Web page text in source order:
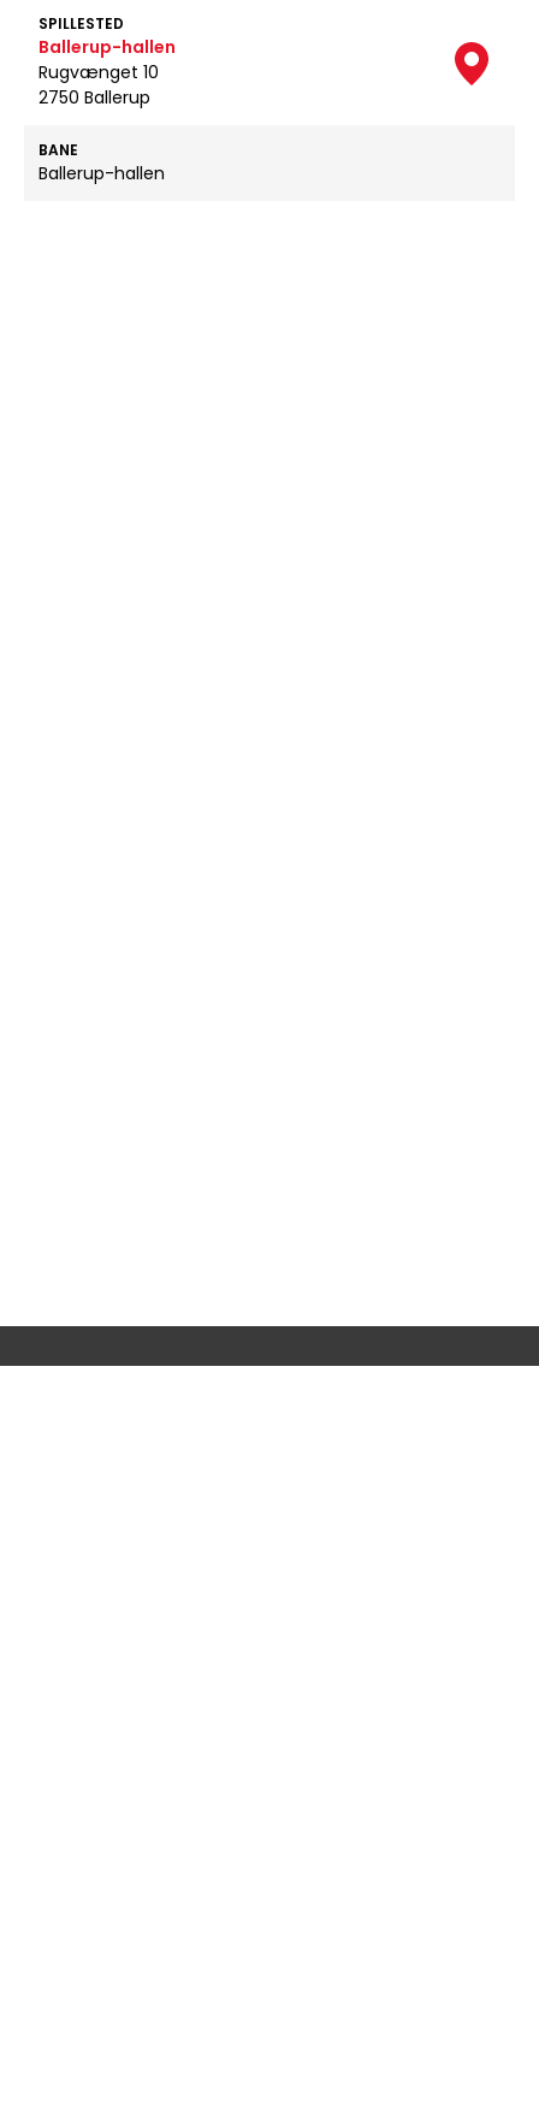
SPILLESTED
Ballerup-hallen
Rugvænget 10
2750 Ballerup
BANE
Ballerup-hallen